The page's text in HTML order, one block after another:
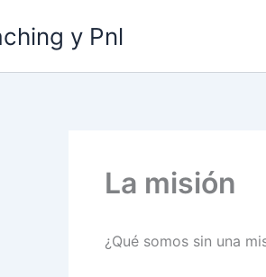
y Pnl
La misión
¿Qué somos sin una